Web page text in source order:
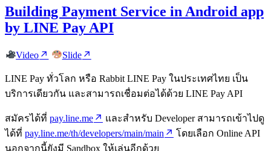
Building Payment Service in Android app
by LINE Pay API
Video Slide
LINE Pay ทั่วโลก หรือ Rabbit LINE Pay ในประเทศไทย เป็น
บริการเดียวกัน และสามารถเชื่อมต่อได้ด้วย LINE Pay API
สมัครได้ที่ pay.line.me
และสำหรับ Developer สามารถเข้าไปดู
ได้ที่ pay.line.me/th/developers/main/main
โดยเลือก Online API
นอกจากนี้ยังมี Sandbox ให้เล่นอีกด้วย